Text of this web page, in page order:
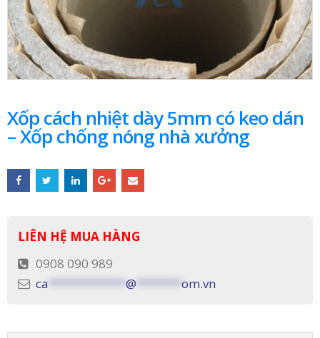
Xốp cách nhiệt dày 5mm có keo dán
– Xốp chống nóng nhà xưởng
LIÊN HỆ MUA HÀNG
0908 090 989
ca
@ om.vn